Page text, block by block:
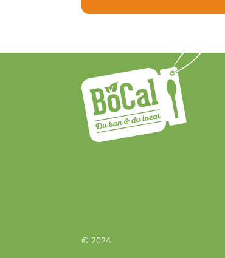
Menu
Footer
© 2024